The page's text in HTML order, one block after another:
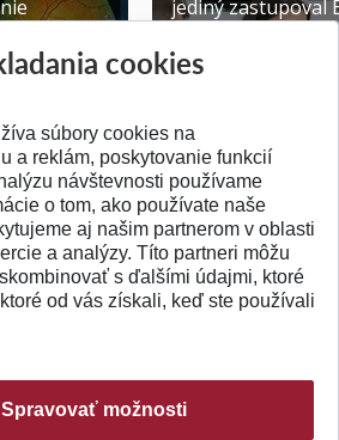
jediný zastupoval
Publikované
SPÄŤ NA VRCH
cookies
súbory cookies na
a reklám, poskytovanie funkcií
návštevnosti používame
o tom, ako používate naše
aj našim partnerom v oblasti
a analýzy. Títo partneri môžu
s ďalšími údajmi, ktoré
od vás získali, keď ste používali
Spravovať možnosti